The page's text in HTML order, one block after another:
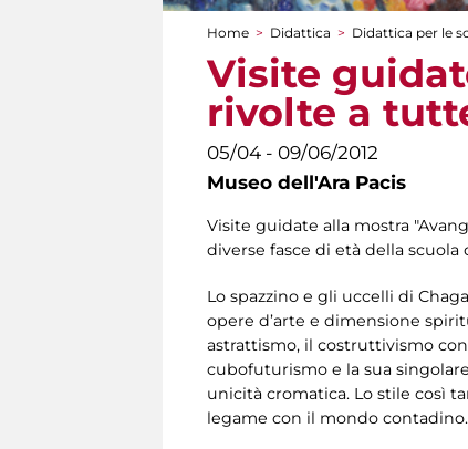
Tu sei qui
Home > Didattica > Didattica per le
Visite
rivolte a
05/04 - 09/06/2012
Museo dell'Ara Pacis
Visite guidate alla mostra
diverse fasce di età della
Lo spazzino e gli uccelli di
opere d’arte e dimensione
astrattismo, il costruttivismo
cubofuturismo e la sua
unicità cromatica. Lo stile così
legame con il mondo contadino.